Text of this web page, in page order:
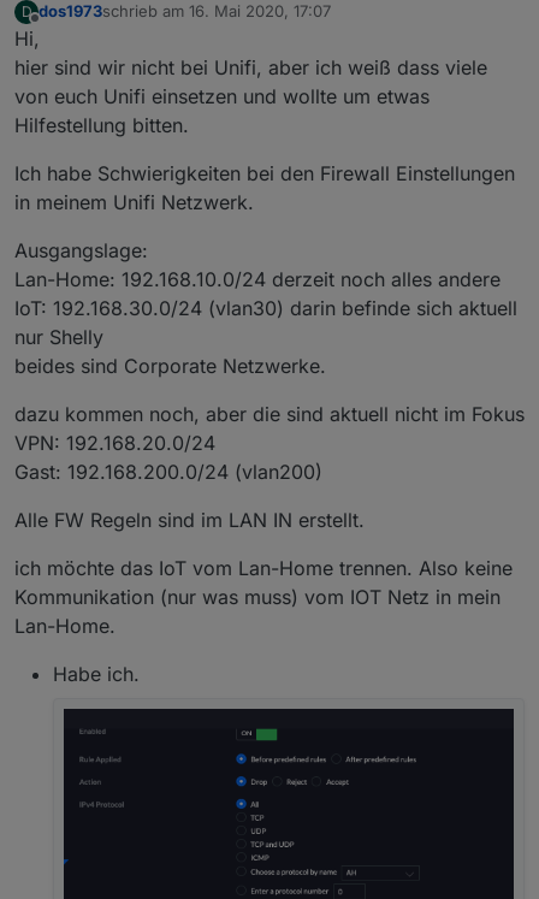
D dos1973schrieb am 16. Mai 2020, 17:07
zuletzt editiert von
Hi,
hier sind wir nicht bei Unifi, aber ich weiß dass viele
von euch Unifi einsetzen und wollte um etwas
Hilfestellung bitten.
Ich habe Schwierigkeiten bei den Firewall Einstellungen
in meinem Unifi Netzwerk.
Ausgangslage:
Lan-Home: 192.168.10.0/24 derzeit noch alles andere
IoT: 192.168.30.0/24 (vlan30) darin befinde sich aktuell
nur Shelly
beides sind Corporate Netzwerke.
dazu kommen noch, aber die sind aktuell nicht im Fokus
VPN: 192.168.20.0/24
Gast: 192.168.200.0/24 (vlan200)
Alle FW Regeln sind im LAN IN erstellt.
ich möchte das IoT vom Lan-Home trennen. Also keine
Kommunikation (nur was muss) vom IOT Netz in mein
Lan-Home.
Habe ich.